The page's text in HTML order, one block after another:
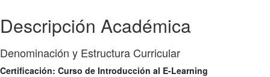
Descripción Académica
Denominación y Estructura Curricular
Certificación: Curso de Introducción al E-Learning